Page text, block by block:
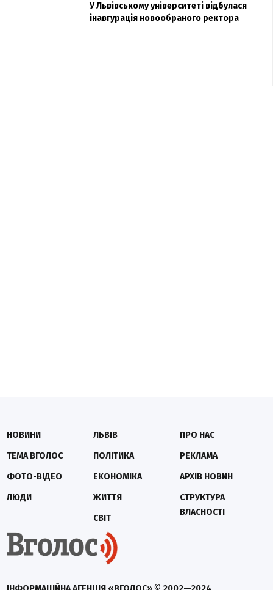
Павло Дак
Захисник "Азовсталі" Діанов вдруге
одружився та показав фото з весілля
У Львівському університеті відбулася
інавгурація новообраного ректора
НОВИНИ
ТЕМА ВГОЛОС
ФОТО-ВІДЕО
ЛЮДИ
ЛЬВІВ
ПОЛІТИКА
ЕКОНОМІКА
ЖИТТЯ
СВІТ
ПРО НАС
РЕКЛАМА
АРХІВ НОВИН
СТРУКТУРА
ВЛАСНОСТІ